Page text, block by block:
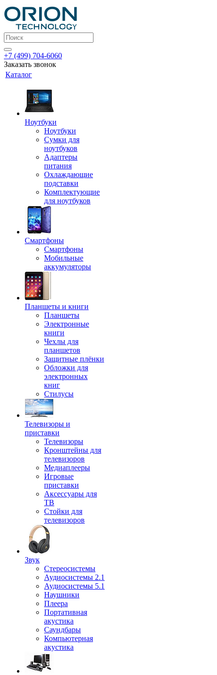
+7 (499) 704-6060
Заказать звонок
Каталог
Ноутбуки
Ноутбуки
Сумки для
ноутбуков
Адаптеры
питания
Охлаждающие
подставки
Комплектующие
для ноутбуков
Смартфоны
Смартфоны
Мобильные
аккумуляторы
Планшеты и книги
Планшеты
Электронные
книги
Чехлы для
планшетов
Защитные плёнки
Обложки для
электронных
книг
Стилусы
Телевизоры и
приставки
Телевизоры
Кронштейны для
телевизоров
Медиаплееры
Игровые
приставки
Аксессуары для
ТВ
Стойки для
телевизоров
Звук
Стереосистемы
Аудиосистемы 2.1
Аудиосистемы 5.1
Наушники
Плеера
Портативная
акустика
Саундбары
Компьютерная
акустика